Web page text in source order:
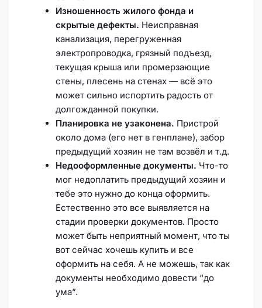
Изношенность жилого фонда и
скрытые дефекты. Неисправная
канализация, перегруженная
электропроводка, грязный подъезд,
текущая крыша или промерзающие
стены, плесень на стенах — всё это
может сильно испортить радость от
долгожданной покупки.
Планировка не узаконена. Пристрой
около дома (его нет в генплане), забор
предыдущий хозяин не там возвёл и т.д.
Недооформленные документы. Что-то
мог недоплатить предыдущий хозяин и
тебе это нужно до конца оформить.
Естественно это все выявляется на
стадии проверки документов. Просто
может быть неприятный момент, что ты
вот сейчас хочешь купить и все
оформить на себя. А не можешь, так как
документы необходимо довести “до
ума”.